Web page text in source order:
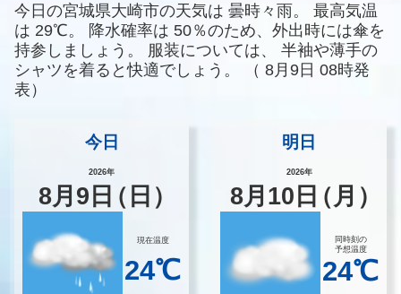
今日の宮城県大崎市の天気は 曇時々雨。
最高気温
は 29℃。 降水確率は 50％のため、外出時には傘を
持参しましょう。
服装については、
半袖や薄手の
シャツを着ると快適でしょう。
（ 8月9日 08時発
表）
今日
2026年
8月 9 日（日）
現在温度
24℃
明日
2026年
8月 10 日（月）
同時刻の
予想温度
24℃